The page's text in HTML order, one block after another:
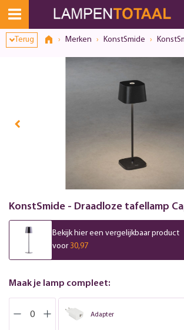
Terug Merken KonstSmide
KonstSmide - Draadloze tafellamp
Bekijk hier een vergelijkbaar product
voor 30,97
Maak je lamp compleet:
Adapter